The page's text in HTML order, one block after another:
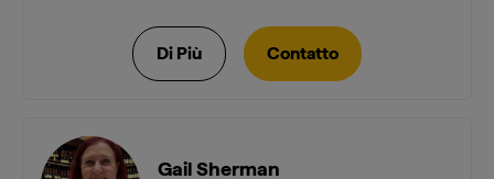
Gail Sherman